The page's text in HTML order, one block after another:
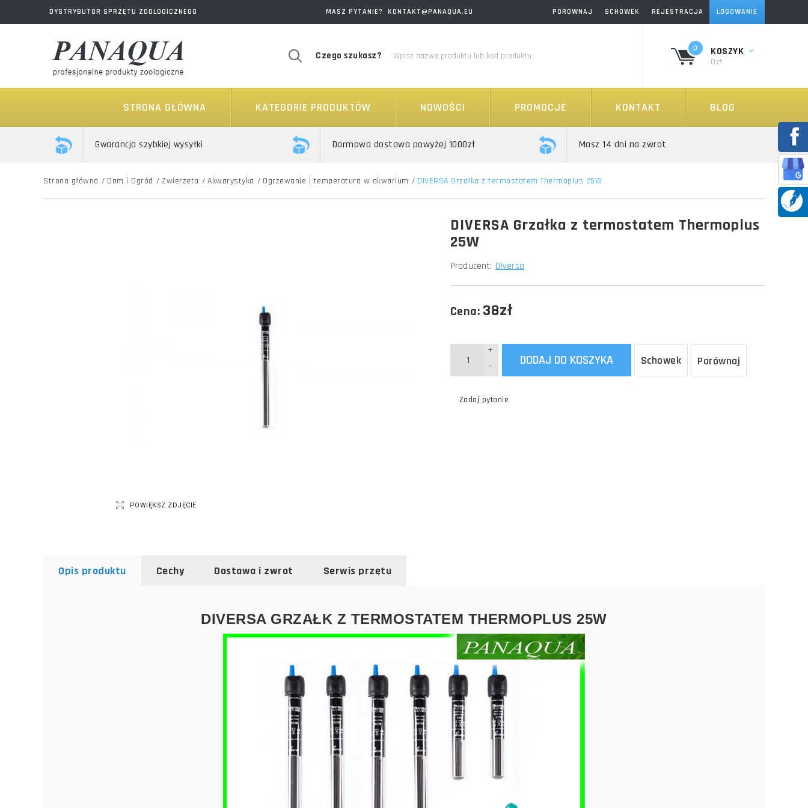
REJESTRACJA LOGOWANIE
SCHOWEK
PORÓWNAJ
DYSTRYBUTOR SPRZĘTU ZOOLOGICZNEGO MASZ PYTANIE? KONTAKT@PANAQUA.EU
0 KOSZYK
0zł
Czego szukasz?
STRONA GŁÓWNA KATEGORIE PRODUKTÓW NOWOŚCI PROMOCJE KONTAKT BLOG
Gwarancja szybkiej wysyłki Darmowa dostawa powyżej 1000zł Masz 14 dni na zwrot
Strona główna / Dom i Ogród / Zwierzęta / Akwarystyka / Ogrzewanie i temperatura w akwarium / DIVERSA Grzałka z termostatem Thermoplus 25W
POWIĘKSZ ZDJĘCIE
DIVERSA Grzałka z termostatem Thermoplus
25W
Producent: Diversa
Cena: 38zł
-
+
DODAJ DO KOSZYKA Schowek Porównaj
Zadaj pytanie
Opis produktu Cechy Dostawa i zwrot Serwis przętu
DIVERSA GRZAŁK Z TERMOSTATEM THERMOPLUS 25W